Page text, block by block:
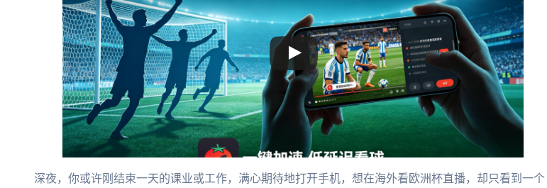
深夜，你或许刚结束一天的课业或工作，满心期待地打开手机，想在海外看欧洲杯直播，却只看到一个